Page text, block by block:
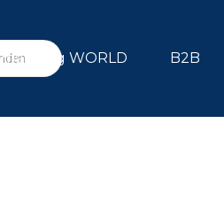
marburg WORLD B2B